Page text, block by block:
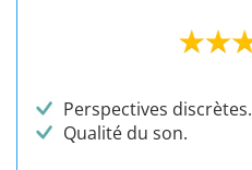
Perspectives discrètes.
Qualité du son.